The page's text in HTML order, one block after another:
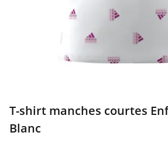
T-shirt manches courtes
Blanc